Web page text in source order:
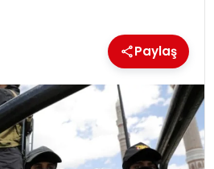
Paylaş